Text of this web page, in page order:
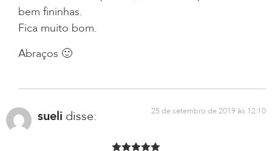
bem fininhas.
Fica muito bom.
Abraços 🙂
sueli disse: 25 de setembro de 2019 às 12:10